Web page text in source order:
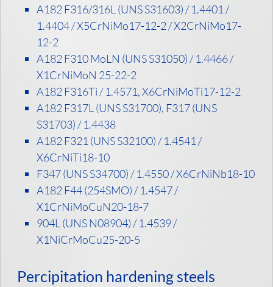
A182 F316/316L (UNS S31603) / 1.4401 /
1.4404 / X5CrNiMo17-12-2 / X2CrNiMo17-
12-2
A182 F310 MoLN (UNS S31050) / 1.4466 /
X1CrNiMoN 25-22-2
A182 F316Ti / 1.4571, X6CrNiMoTi17-12-2
A182 F317L (UNS S31700), F317 (UNS
S31703) / 1.4438
A182 F321 (UNS S32100) / 1.4541 /
X6CrNiTi18-10
F347 (UNS S34700) / 1.4550 / X6CrNiNb18-10
A182 F44 (254SMO) / 1.4547 /
X1CrNiMoCuN20-18-7
904L (UNS N08904) / 1.4539 /
X1NiCrMoCu25-20-5
Percipitation hardening steels